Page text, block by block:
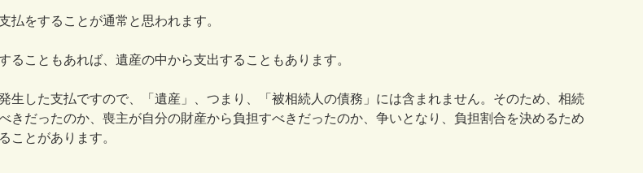
をすることが通常と思われます。
こともあれば、遺産の中から支出することもあります。
生した支払ですので、「遺産」、つまり、「被相続人の債務」には含まれません。そのため、相続
きだったのか、喪主が自分の財産から負担すべきだったのか、争いとなり、負担割合を決めるため
ことがあります。